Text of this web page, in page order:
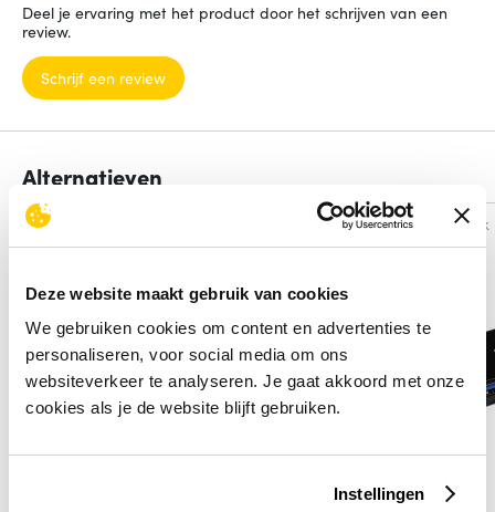
Deze website maakt gebruik van cookies
We gebruiken cookies om content en advertenties te
personaliseren, voor social media om ons
websiteverkeer te analyseren. Je gaat akkoord met onze
cookies als je de website blijft gebruiken.
Instellingen
Deel je ervaring met het product door het schrijven van een
review.
Schrijf een review
Alternatieven
Vergelijk